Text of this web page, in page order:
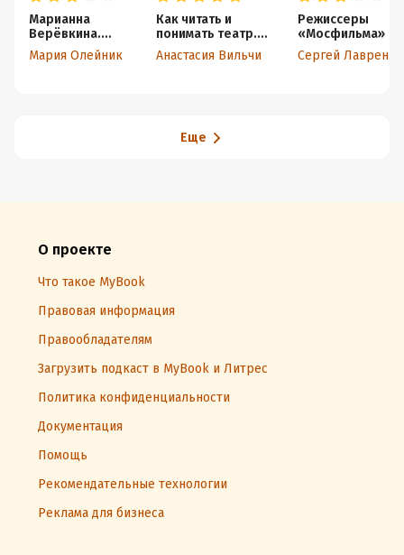
Марианна
Верёвкина.
Эволюция стиля
от символизма к
Мария Олейник
Как читать и
понимать театр.
Интенсивный курс
Анастасия Вильчи
Режиссеры
«Мосфильма»
Сергей Лаврентьев
Еще
О проекте
Что такое MyBook
Правовая информация
Правообладателям
Загрузить подкаст в MyBook и Литрес
Политика конфиденциальности
Документация
Помощь
Рекомендательные технологии
Реклама для бизнеса